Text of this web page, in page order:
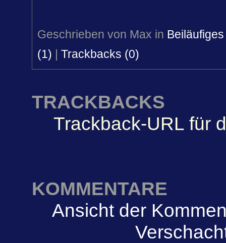
Geschrieben von Max in Beiläufiges
(1) | Trackbacks (0)
TRACKBACKS
Trackback-URL für
KOMMENTARE
Ansicht der